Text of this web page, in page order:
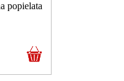
popielata